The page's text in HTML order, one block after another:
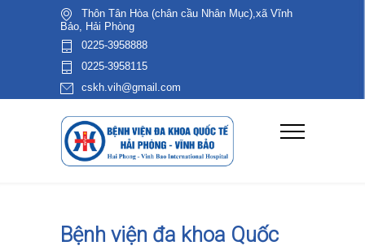
Thôn Tân Hòa (chân cầu Nhân Mục),xã Vĩnh
Bảo, Hải Phòng
0225-3958888
0225-3958115
cskh.vih@gmail.com
Bệnh viện đa khoa Quốc